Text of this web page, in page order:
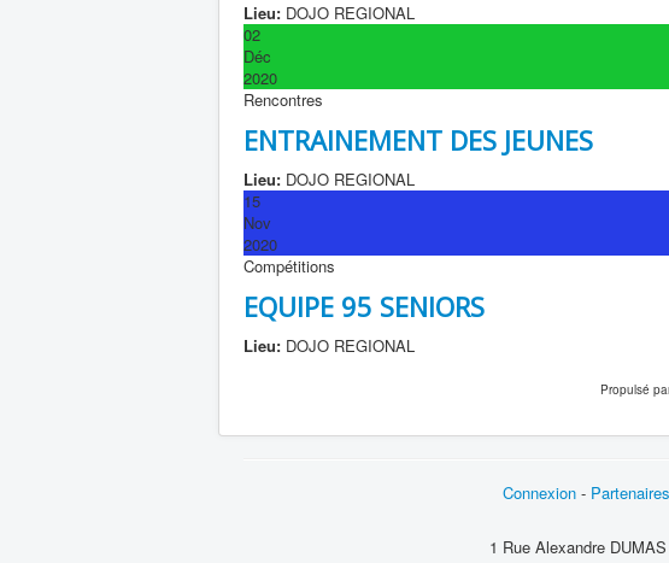
Lieu: DOJO REGIONAL
02
Déc
2020
Rencontres
ENTRAINEMENT DES JEUNES
Lieu: DOJO REGIONAL
15
Nov
2020
Compétitions
EQUIPE 95 SENIORS
Lieu: DOJO REGIONAL
Propulsé
Connexion - Partenaires
1 Rue Alexandre